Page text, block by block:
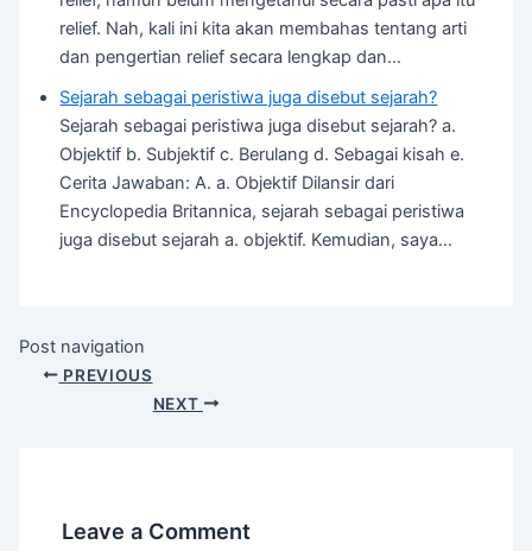
relief. Nah, kali ini kita akan membahas tentang arti
dan pengertian relief secara lengkap dan…
Sejarah sebagai peristiwa juga disebut sejarah?
Sejarah sebagai peristiwa juga disebut sejarah? a.
Objektif b. Subjektif c. Berulang d. Sebagai kisah e.
Cerita Jawaban: A. a. Objektif Dilansir dari
Encyclopedia Britannica, sejarah sebagai peristiwa
juga disebut sejarah a. objektif. Kemudian, saya…
Post navigation
PREVIOUS
NEXT
Leave a Comment